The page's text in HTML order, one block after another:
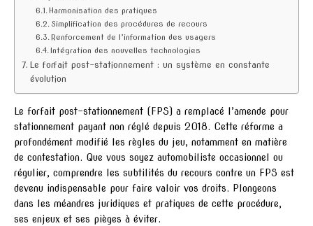
Harmonisation des pratiques
Simplification des procédures de recours
Renforcement de l’information des usagers
Intégration des nouvelles technologies
Le forfait post-stationnement : un système en constante
évolution
Le forfait post-stationnement (FPS) a remplacé l’amende pour
stationnement payant non réglé depuis 2018. Cette réforme a
profondément modifié les règles du jeu, notamment en matière
de contestation. Que vous soyez automobiliste occasionnel ou
régulier, comprendre les subtilités du recours contre un FPS est
devenu indispensable pour faire valoir vos droits. Plongeons
dans les méandres juridiques et pratiques de cette procédure,
ses enjeux et ses pièges à éviter.